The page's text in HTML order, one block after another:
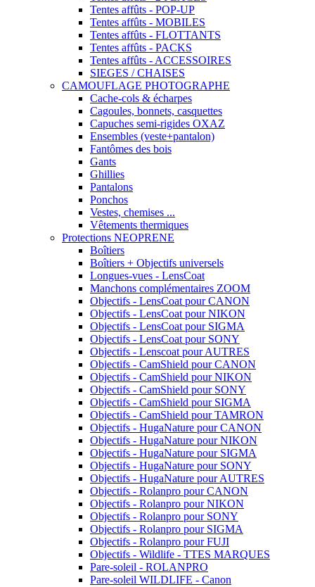
Tentes affûts - POP-UP
Tentes affûts - MOBILES
Tentes affûts - FLOTTANTS
Tentes affûts - PACKS
Tentes affûts - ACCESSOIRES
SIEGES / CHAISES
CAMOUFLAGE PHOTOGRAPHE
Cache-cols & écharpes
Cagoules, bonnets, casquettes
Capuches semi-rigides OXAZ
Ensembles (veste+pantalon)
Fantômes des bois
Gants
Ghillies
Pantalons
Ponchos
Vestes, chemises ...
Vêtements thermiques
Protections NEOPRENE
Boîtiers
Boîtiers + Objectifs universels
Longues-vues - LensCoat
Manchons complémentaires ZOOM
Objectifs - LensCoat pour CANON
Objectifs - LensCoat pour NIKON
Objectifs - LensCoat pour SIGMA
Objectifs - LensCoat pour SONY
Objectifs - Lenscoat pour AUTRES
Objectifs - CamShield pour CANON
Objectifs - CamShield pour NIKON
Objectifs - CamShield pour SONY
Objectifs - CamShield pour SIGMA
Objectifs - CamShield pour TAMRON
Objectifs - HugaNature pour CANON
Objectifs - HugaNature pour NIKON
Objectifs - HugaNature pour SIGMA
Objectifs - HugaNature pour SONY
Objectifs - HugaNature pour AUTRES
Objectifs - Rolanpro pour CANON
Objectifs - Rolanpro pour NIKON
Objectifs - Rolanpro pour SONY
Objectifs - Rolanpro pour SIGMA
Objectifs - Rolanpro pour FUJI
Objectifs - Wildlife - TTES MARQUES
Pare-soleil - ROLANPRO
Pare-soleil WILDLIFE - Canon